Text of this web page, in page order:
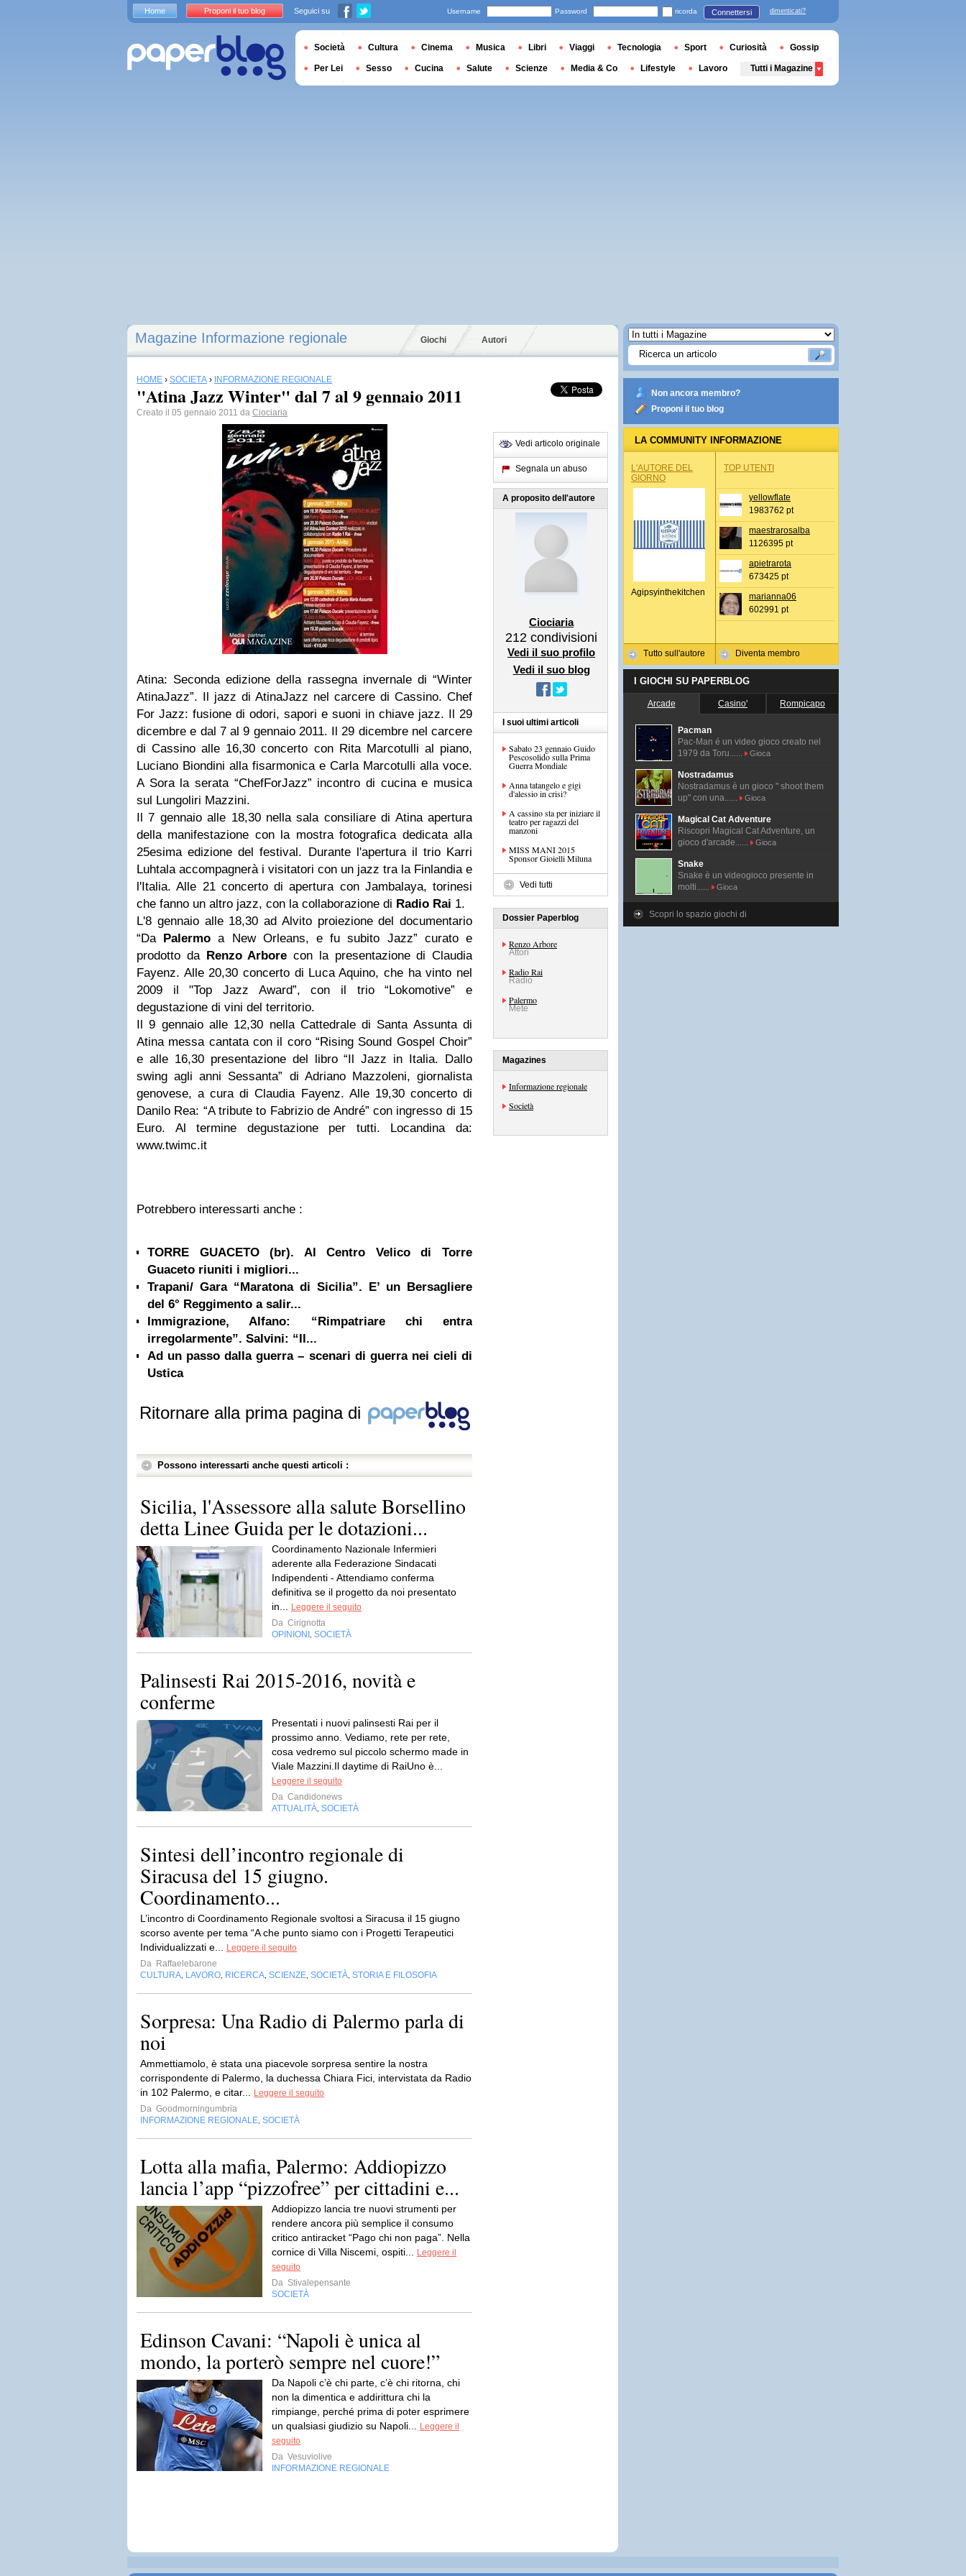
Magazine Informazione regionale Giochi Autori
HOME › SOCIETÀ › INFORMAZIONE REGIONALE
"Atina Jazz Winter" dal 7 al 9 gennaio 2011
Creato il 05 gennaio 2011 da Ciociaria
Atina: Seconda edizione della rassegna invernale di “Winter
AtinaJazz”. Il jazz di AtinaJazz nel carcere di Cassino. Chef
For Jazz: fusione di odori, sapori e suoni in chiave jazz. Il 29
dicembre e dal 7 al 9 gennaio 2011. Il 29 dicembre nel carcere
di Cassino alle 16,30 concerto con Rita Marcotulli al piano,
Luciano Biondini alla fisarmonica e Carla Marcotulli alla voce.
A Sora la serata “ChefForJazz” incontro di cucina e musica
sul Lungoliri Mazzini.
Il 7 gennaio alle 18,30 nella sala consiliare di Atina apertura
della manifestazione con la mostra fotografica dedicata alla
25esima edizione del festival. Durante l'apertura il trio Karri
Luhtala accompagnerà i visitatori con un jazz tra la Finlandia e
l'Italia. Alle 21 concerto di apertura con Jambalaya, torinesi
che fanno un altro jazz, con la collaborazione di Radio Rai 1.
L'8 gennaio alle 18,30 ad Alvito proiezione del documentario
“Da Palermo a New Orleans, e fu subito Jazz” curato e
prodotto da Renzo Arbore con la presentazione di Claudia
Fayenz. Alle 20,30 concerto di Luca Aquino, che ha vinto nel
2009 il "Top Jazz Award”, con il trio “Lokomotive” e
degustazione di vini del territorio.
Il 9 gennaio alle 12,30 nella Cattedrale di Santa Assunta di
Atina messa cantata con il coro “Rising Sound Gospel Choir”
e alle 16,30 presentazione del libro “Il Jazz in Italia. Dallo
swing agli anni Sessanta” di Adriano Mazzoleni, giornalista
genovese, a cura di Claudia Fayenz. Alle 19,30 concerto di
Danilo Rea: “A tribute to Fabrizio de André” con ingresso di 15
Euro. Al termine degustazione per tutti. Locandina da:
www.twimc.it
Potrebbero interessarti anche :
TORRE GUACETO (br). Al Centro Velico di Torre
Guaceto riuniti i migliori...
Trapani/ Gara “Maratona di Sicilia”. E’ un Bersagliere
del 6° Reggimento a salir...
Immigrazione, Alfano: “Rimpatriare chi entra
irregolarmente”. Salvini: “Il...
Ad un passo dalla guerra – scenari di guerra nei cieli di
Ustica
Ritornare alla prima pagina di
Possono interessarti anche questi articoli :
Sicilia, l'Assessore alla salute Borsellino
detta Linee Guida per le dotazioni...
Coordinamento Nazionale Infermieri
aderente alla Federazione Sindacati
Indipendenti - Attendiamo conferma
definitiva se il progetto da noi presentato
in...
Leggere il seguito
Da Cirignotta
OPINIONI
SOCIETÀ
Palinsesti Rai 2015-2016, novità e
conferme
Presentati i nuovi palinsesti Rai per il
prossimo anno. Vediamo, rete per rete,
cosa vedremo sul piccolo schermo made in
Viale Mazzini.Il daytime di RaiUno è...
Leggere il seguito
Da Candidonews
ATTUALITÀ SOCIETÀ
Sintesi dell’incontro regionale di
Siracusa del 15 giugno.
Coordinamento...
L’incontro di Coordinamento Regionale svoltosi a Siracusa il 15 giugno
scorso avente per tema “A che punto siamo con i Progetti Terapeutici
Individualizzati e...
Leggere il seguito
Da Raffaelebarone
CULTURA LAVORO RICERCA SCIENZE SOCIETÀ STORIA E FILOSOFIA
Sorpresa: Una Radio di Palermo parla di
noi
Ammettiamolo, è stata una piacevole sorpresa sentire la nostra
corrispondente di Palermo, la duchessa Chiara Fici, intervistata da Radio
in 102 Palermo, e citar...
Leggere il seguito
Da Goodmorningumbria
INFORMAZIONE REGIONALE SOCIETÀ
Lotta alla mafia, Palermo: Addiopizzo
lancia l’app “pizzofree” per cittadini e...
Addiopizzo lancia tre nuovi strumenti per
rendere ancora più semplice il consumo
critico antiracket “Pago chi non paga”. Nella
cornice di Villa Niscemi, ospiti...
Leggere il
seguito
Da Stivalepensante
SOCIETÀ
Edinson Cavani: “Napoli è unica al
mondo, la porterò sempre nel cuore!”
Da Napoli c’è chi parte, c’è chi ritorna, chi
non la dimentica e addirittura chi la
rimpiange, perché prima di poter esprimere
un qualsiasi giudizio su Napoli...
Leggere il
seguito
Da Vesuviolive
INFORMAZIONE REGIONALE
Vedi articolo originale
Segnala un abuso
A proposito dell'autore
Ciociaria
212 condivisioni
Vedi il suo profilo
Vedi il suo blog
I suoi ultimi articoli
Sabato 23 gennaio Guido
Pescosolido sulla Prima
Guerra Mondiale
Anna tatangelo e gigi
d'alessio in crisi?
A cassino sta per iniziare il
teatro per ragazzi del
manzoni
MISS MANI 2015
Sponsor Gioielli Miluna
Vedi tutti
Dossier Paperblog
Renzo Arbore
Attori
Radio Rai
Radio
Palermo
Mete
Magazines
Informazione regionale
Società
Non ancora membro?
Proponi il tuo blog
LA COMMUNITY INFORMAZIONE
REGIONALE
L'AUTORE DEL
GIORNO
Agipsyinthekitchen
Tutto sull'autore
TOP UTENTI
yellowflate
1983762 pt
maestrarosalba
1126395 pt
apietrarota
673425 pt
marianna06
602991 pt
Diventa membro
I GIOCHI SU PAPERBLOG
Arcade Casino' Rompicapo
Pacman
Pac-Man é un video gioco creato nel
1979 da Toru......
Gioca
Nostradamus
Nostradamus è un gioco " shoot them
up" con una......
Gioca
Magical Cat Adventure
Riscopri Magical Cat Adventure, un
gioco d'arcade......
Gioca
Snake
Snake è un videogioco presente in
molti......
Gioca
Scopri lo spazio giochi di
Home Proponi il tuo blog Seguici su Username Password ricorda Connettersi dimenticati?
Società Cultura Cinema Musica Libri Viaggi Tecnologia Sport Curiosità Gossip
Per Lei Sesso Cucina Salute Scienze Media & Co Lifestyle Lavoro Tutti i Magazine